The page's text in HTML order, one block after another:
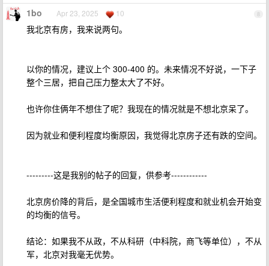
8
1bo Apr 23, 2025 10
我北京有房，我来说两句。
以你的情况，建议上个 300-400 的。未来情况不好说，一下子
整个三居，把自己压力整太大了不好。
也许你住俩年不想住了呢？我现在的情况就是不想北京呆了。
因为就业和便利程度均衡原因，我觉得北京房子还有跌的空间。
---------这是我别的帖子的回复，供参考------------
北京房价降的背后，是全国城市生活便利程度和就业机会开始变
的均衡的信号。
结论：如果我不从政，不从科研（中科院，商飞等单位），不从
军，北京对我毫无优势。